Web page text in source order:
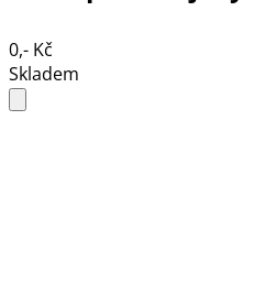
0,- Kč
Skladem